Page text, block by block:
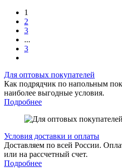
1
2
3
...
3
Для оптовых покупателей
Как подрядчик по напольным
наиболее выгодные условия.
Подробнее
Условия доставки и оплаты
Доставляем по всей России.
или на рассчетный счет.
Подробнее